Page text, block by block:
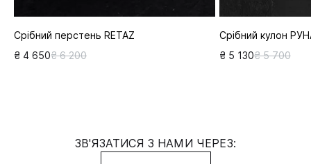
Срібний перстень RETAZ
₴ 4 650₴ 6 200
Срібний кулон
₴ 5 130₴ 5 700
ЗВ'ЯЗАТИСЯ З НАМИ ЧЕРЕЗ: